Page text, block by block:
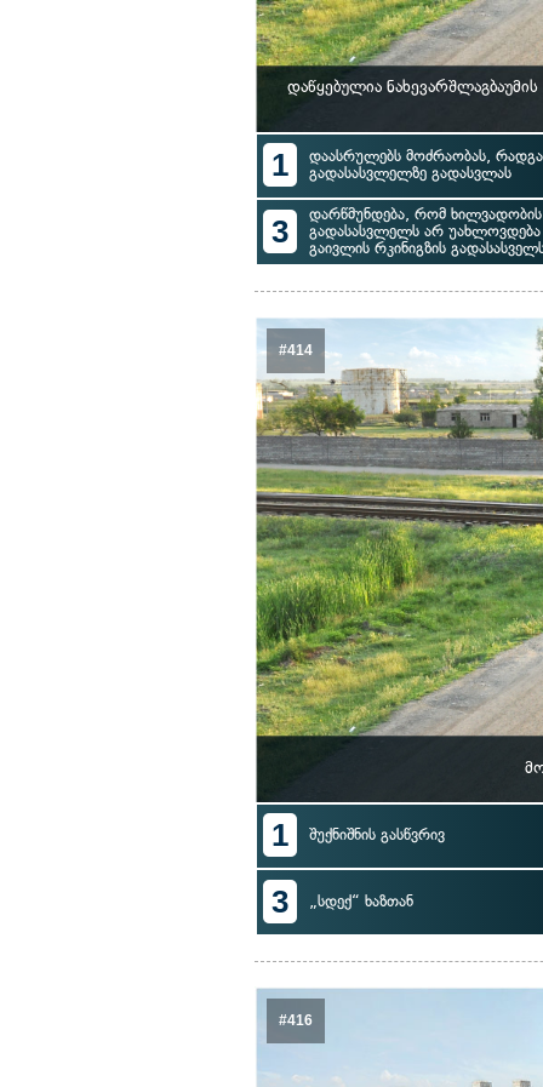
დაწყებულია
1
დაასრულებს მოძრაობას,
გადასასვლელზე გადასვლას
3
დარწმუნდება, რომ
გადასასვლელს არ
გაივლის რკინიგზის
#414
1 შუქნიშნის გასწვრივ
3 „სდექ“ ხაზთან
#416